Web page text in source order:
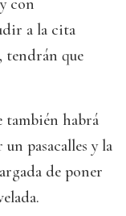
con
a la cita
tendrán que
también habrá
pasacalles y la
de poner